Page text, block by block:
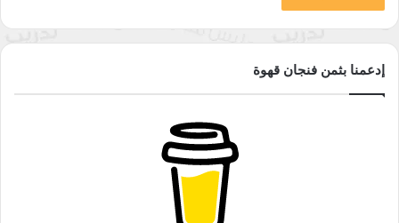
إدعمنا بثمن فنجان قهوة